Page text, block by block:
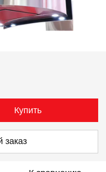
Купить
заказ